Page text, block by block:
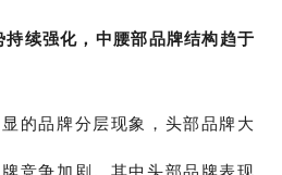
持续强化，中腰部品牌结构趋于
的品牌分层现象，头部品牌大